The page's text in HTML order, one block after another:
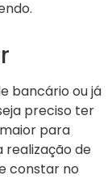
bancário ou já
preciso ter
para
realização de
constar no